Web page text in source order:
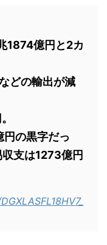
1874億円と2カ
どの輸出が減
の黒字だっ
支は1273億円